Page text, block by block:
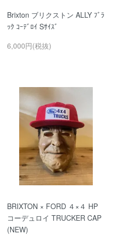
Brixton ブリクストン ALLY ﾌﾞﾗ
ｯｸ ｺｰﾃﾞﾛｲ Sｻｲｽﾞ
6,000円(税抜)
BRIXTON × FORD ４×４ HP
コーデュロイ TRUCKER CAP
(NEW)